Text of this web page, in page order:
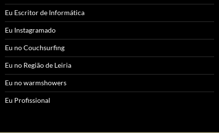
Eu Escritor de Informática
Eu Instagramado
Eu no Couchsurfing
Eu no Região de Leiria
Eu no warmshowers
Eu Profissional